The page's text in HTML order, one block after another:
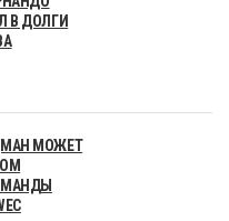
В ДОЛГИ
МОЖЕТ